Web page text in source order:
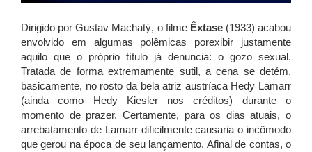
Dirigido por Gustav Machatý, o filme Êxtase (1933) acabou
envolvido em algumas polêmicas porexibir justamente
aquilo que o próprio título já denuncia: o gozo sexual.
Tratada de forma extremamente sutil, a cena se detém,
basicamente, no rosto da bela atriz austríaca Hedy Lamarr
(ainda como Hedy Kiesler nos créditos) durante o
momento de prazer. Certamente, para os dias atuais, o
arrebatamento de Lamarr dificilmente causaria o incômodo
que gerou na época de seu lançamento. Afinal de contas, o